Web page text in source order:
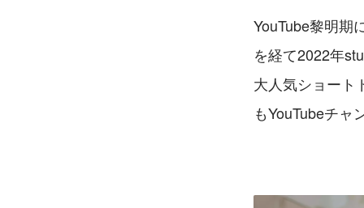
YouTube黎明期
を経て2022年
大人気ショート
もYouTubeチャ